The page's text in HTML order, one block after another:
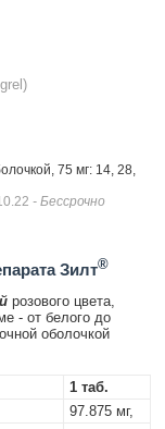
75 мг: 14, 28,
- Бессрочно
Зилт®
розового цвета,
- от белого до
оболочкой
1 таб.
97.875 мг,